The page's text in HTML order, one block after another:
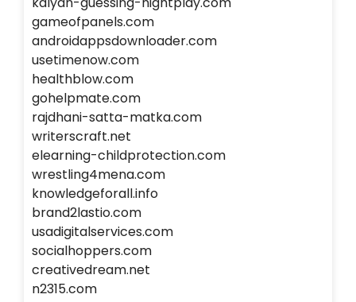
gameofpanels.com
androidappsdownloader.com
usetimenow.com
healthblow.com
gohelpmate.com
rajdhani-satta-matka.com
writerscraft.net
elearning-childprotection.com
wrestling4mena.com
knowledgeforall.info
brand2lastio.com
usadigitalservices.com
socialhoppers.com
creativedream.net
n2315.com